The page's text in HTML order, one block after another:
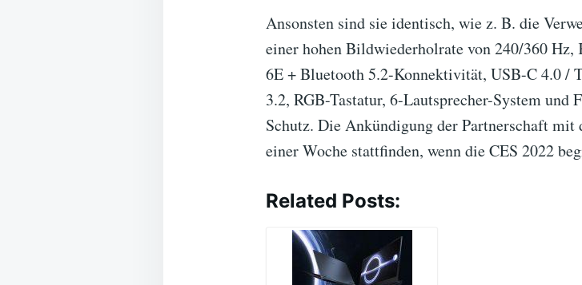
Ansonsten sind sie identisch, wie z. B. die
einer hohen Bildwiederholrate von 240/360
6E + Bluetooth 5.2-Konnektivität, USB-C 4.0 /
3.2, RGB-Tastatur, 6-Lautsprecher-System
Schutz. Die Ankündigung der Partnerschaft
einer Woche stattfinden, wenn die CES 2022
Related Posts: